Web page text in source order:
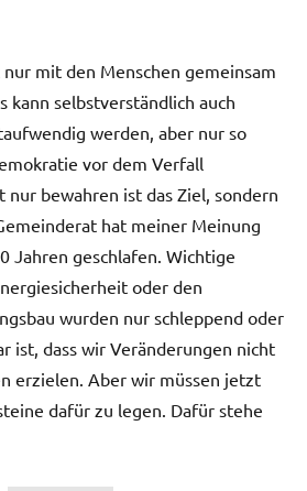
mit den Menschen gemeinsam
kann selbstverständlich auch
werden, aber nur so
vor dem Verfall
nur bewahren ist das Ziel, sondern
hat meiner Meinung
Jahren geschlafen. Wichtige
oder den
wurden nur schleppend oder
ist, dass wir Veränderungen nicht
erzielen. Aber wir müssen jetzt
dafür zu legen. Dafür stehe